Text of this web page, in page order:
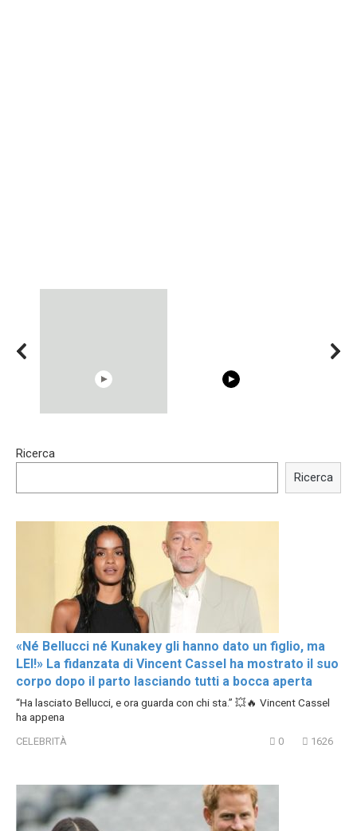
Shocking illusion - Pretty
Trying BOLLYWOOD
Ricerca
Ricerca
«Né Bellucci né Kunakey gli hanno dato un figlio, ma
LEI!» La fidanzata di Vincent Cassel ha mostrato il suo
corpo dopo il parto lasciando tutti a bocca aperta
“Ha lasciato Bellucci, e ora guarda con chi sta.” 💥🔥 Vincent Cassel
ha appena
CELEBRITÀ 0 1626